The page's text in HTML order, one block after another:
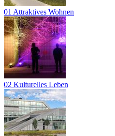
01 Attraktives Wohnen
02 Kulturelles Leben